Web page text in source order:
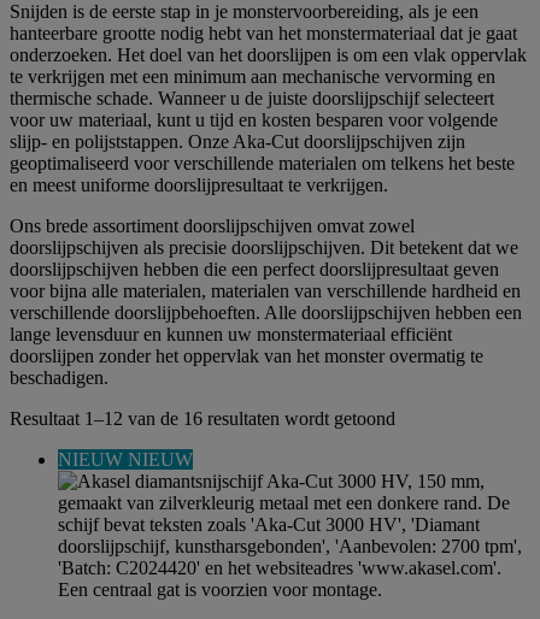
Snijden is de eerste stap in je monstervoorbereiding, als je een
hanteerbare grootte nodig hebt van het monstermateriaal dat je gaat
onderzoeken. Het doel van het doorslijpen is om een vlak oppervlak
te verkrijgen met een minimum aan mechanische vervorming en
thermische schade. Wanneer u de juiste doorslijpschijf selecteert
voor uw materiaal, kunt u tijd en kosten besparen voor volgende
slijp- en polijststappen. Onze Aka-Cut doorslijpschijven zijn
geoptimaliseerd voor verschillende materialen om telkens het beste
en meest uniforme doorslijpresultaat te verkrijgen.
Ons brede assortiment doorslijpschijven omvat zowel
doorslijpschijven als precisie doorslijpschijven. Dit betekent dat we
doorslijpschijven hebben die een perfect doorslijpresultaat geven
voor bijna alle materialen, materialen van verschillende hardheid en
verschillende doorslijpbehoeften. Alle doorslijpschijven hebben een
lange levensduur en kunnen uw monstermateriaal efficiënt
doorslijpen zonder het oppervlak van het monster overmatig te
beschadigen.
Resultaat 1–12 van de 16 resultaten wordt getoond
NIEUW NIEUW